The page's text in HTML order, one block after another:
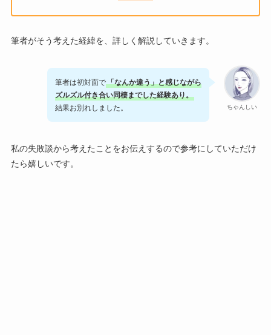
筆者がそう考えた経緯を、詳しく解説していきます。
ちゃんしい
筆者は初対面で「なんか違う」と感じながら
ズルズル付き合い同棲までした経験あり。
結果お別れしました。
私の失敗談から考えたことをお伝えするので参考にしていただけ
たら嬉しいです。